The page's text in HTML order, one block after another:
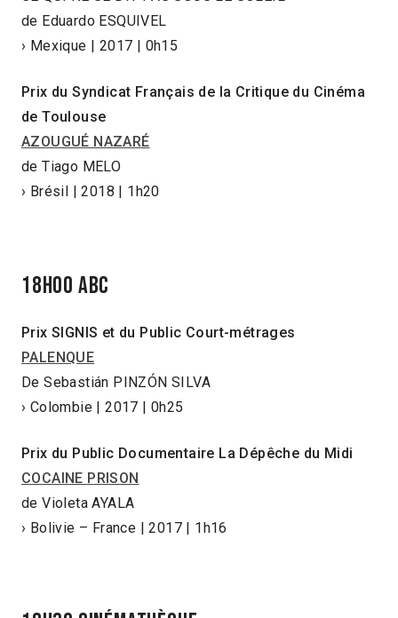
de Eduardo ESQUIVEL
› Mexique | 2017 | 0h15
Prix du Syndicat Français de la Critique du Cinéma
de Toulouse
AZOUGUÉ NAZARÉ
de Tiago MELO
› Brésil | 2018 | 1h20
18h00 ABC
Prix SIGNIS et du Public Court-métrages
PALENQUE
De Sebastián PINZÓN SILVA
› Colombie | 2017 | 0h25
Prix du Public Documentaire La Dépêche du Midi
COCAINE PRISON
de Violeta AYALA
› Bolivie – France | 2017 | 1h16